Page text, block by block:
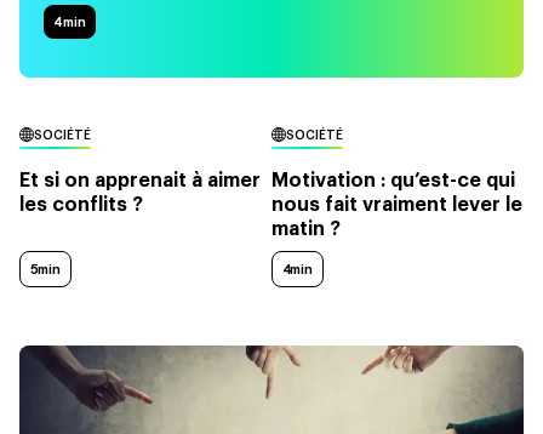
4min
SOCIÉTÉ
Et si on apprenait à aimer
les conflits ?
5min
SOCIÉTÉ
Motivation : qu’est-ce qui
nous fait vraiment lever le
matin ?
4min